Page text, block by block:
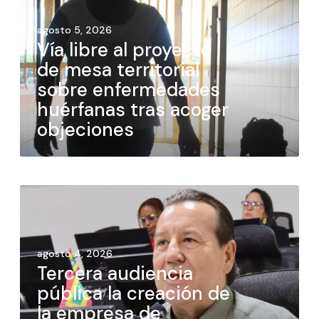
agosto 5, 2026
Vía libre al proyecto
de mesa territorial
sobre enfermedades
huérfanas tras acoger
objeciones
agosto 4, 2026
Tercera audiencia
pública la creación de
la empresa de